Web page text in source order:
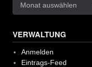
VERWALTUNG
Anmelden
Eintrags-Feed